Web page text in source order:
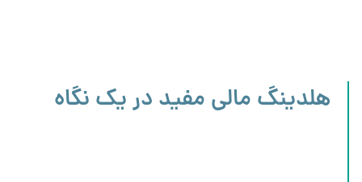
هلدینگ مالی مفید در یک نگاه